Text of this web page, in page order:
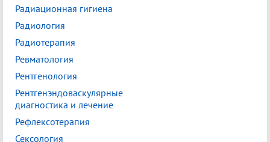
Радиационная гигиена
Радиология
Радиотерапия
Ревматология
Рентгенология
Рентгенэндоваскулярные
диагностика и лечение
Рефлексотерапия
Сексология